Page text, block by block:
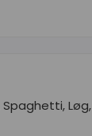
Løg,